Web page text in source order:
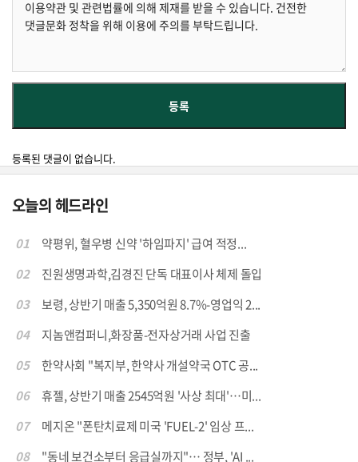
등록된 댓글이 없습니다.
오늘의 헤드라인
01
약평위, 혈우병 신약 '하임파지' 급여 적정...
02
진원생명과학,김경진 단독 대표이사 체제 돌입
03
보령, 상반기 매출 5,350억원 8.7%-영업익 2...
04
지놈앤컴퍼니,화장품-전자상거래 사업 진출
05
한약사회 "복지부, 한약사 개설약국 OTC 공...
06
휴젤, 상반기 매출 2545억원 '사상 최대'…미...
07
메지온 "폰탄치료제 미국 'FUEL-2' 임상 프...
08
"동네 보건소부터 응급실까지"… 정부, 'AI ...